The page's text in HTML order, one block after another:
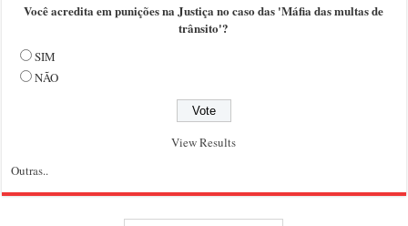
Você acredita em punições na Justiça no caso das 'Máfia das multas de
trânsito'?
SIM
NÃO
View Results
Outras..